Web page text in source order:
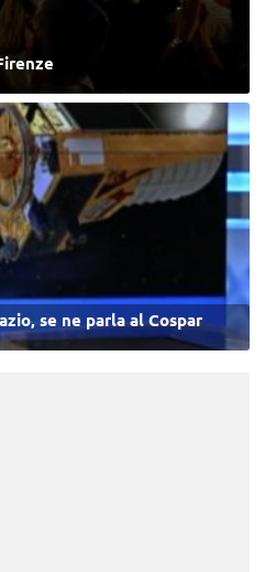
se ne parla al Cospar